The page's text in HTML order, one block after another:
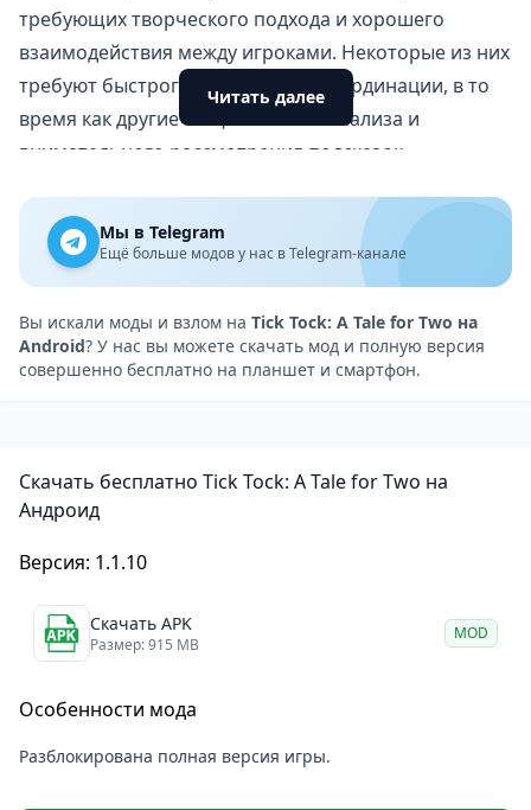
требующих творческого подхода и хорошего
взаимодействия между игроками. Некоторые из них
требуют быстрого мышления и координации, в то
время как другие – тщательного анализа и
внимательного рассмотрения подсказок.
Графика в игре выполнена в минималистичном
стиле, но это не мешает ей создавать удивительную
атмосферу таинственности и волшебства. Музыка и
звуковые эффекты также отлично подходят игре и
помогают погрузиться в мир игры.
Уникальной особенностью проекта является её
захватывающую историю, но и мотивирует игроков
взаимодействовать друг с другом, общаться и
сотрудничать для достижения общей цели. Это
хочет провести время с друзьями или членами
семьи, играя в игру, которая требует
Tick Tock: A Tale for Two — кооперативное
приключение, полное головоломок и волшебства
Читать далее
Мы в Telegram
Ещё больше модов у нас в Telegram-канале
Вы искали моды и взлом на Tick Tock: A Tale for Two на
Android? У нас вы можете скачать мод и полную версия
совершенно бесплатно на планшет и смартфон.
Скачать бесплатно Tick Tock: A Tale for Two на
Андроид
Версия: 1.1.10
Скачать APK
Размер: 915 MB
MOD
Особенности мода
Разблокирована полная версия игры.